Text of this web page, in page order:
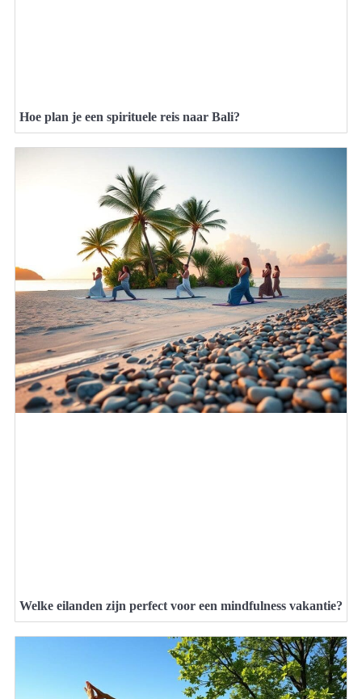
Hoe plan je een spirituele reis naar Bali?
Welke eilanden zijn perfect voor een mindfulness vakantie?